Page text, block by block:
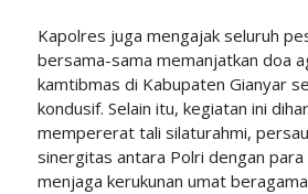
Kapolres juga mengajak seluruh
bersama-sama memanjatkan doa
kamtibmas di Kabupaten Gianyar
kondusif. Selain itu, kegiatan ini
mempererat tali silaturahmi,
sinergitas antara Polri dengan
menjaga kerukunan umat